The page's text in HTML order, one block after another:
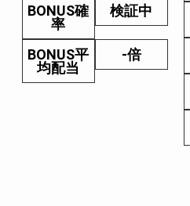
BONUS確
率
検証中
BONUS平
均配当
-倍